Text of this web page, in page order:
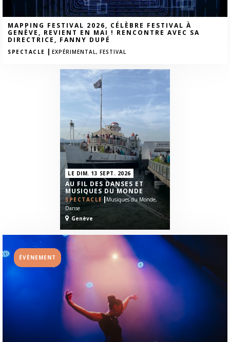
MAPPING FESTIVAL 2026, CÉLÈBRE FESTIVAL À
GENÈVE, REVIENT EN MAI ! RENCONTRE AVEC SA
DIRECTRICE, FANNY DUPÉ
SPECTACLE | EXPÉRIMENTAL, FESTIVAL
LE DIM. 13 SEPT. 2026
AU FIL DES DANSES ET
MUSIQUES DU MONDE
SPECTACLE|Musiques du Monde,
Danse
Genève
ÉVÈNEMENT